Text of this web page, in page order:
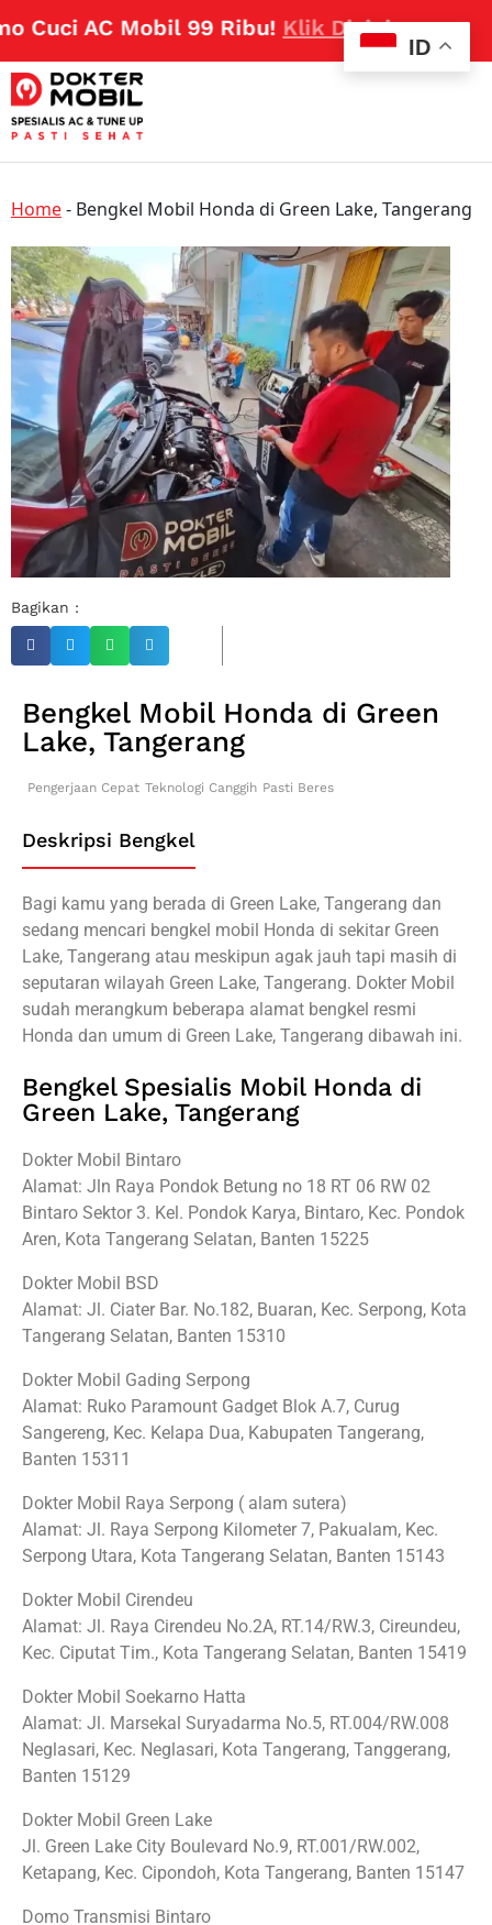
AC Mobil 99 Ribu!Klik Disini
Home- Bengkel Mobil Honda di Green Lake, Tangerang
Bagikan :
Bengkel Mobil Honda di Green
Lake, Tangerang
Pengerjaan Cepat Teknologi Canggih Pasti Beres
Deskripsi Bengkel
Bagi kamu yang berada di Green Lake, Tangerang dan
sedang mencari bengkel mobil Honda di sekitar Green
Lake, Tangerang atau meskipun agak jauh tapi masih di
seputaran wilayah Green Lake, Tangerang. Dokter Mobil
sudah merangkum beberapa alamat bengkel resmi
Honda dan umum di Green Lake, Tangerang dibawah ini.
Bengkel Spesialis Mobil Honda di
Green Lake, Tangerang
Dokter Mobil Bintaro
Alamat: Jln Raya Pondok Betung no 18 RT 06 RW 02
Bintaro Sektor 3. Kel. Pondok Karya, Bintaro, Kec. Pondok
Aren, Kota Tangerang Selatan, Banten 15225
Dokter Mobil BSD
Alamat: Jl. Ciater Bar. No.182, Buaran, Kec. Serpong, Kota
Tangerang Selatan, Banten 15310
Dokter Mobil Gading Serpong
Alamat: Ruko Paramount Gadget Blok A.7, Curug
Sangereng, Kec. Kelapa Dua, Kabupaten Tangerang,
Banten 15311
Dokter Mobil Raya Serpong ( alam sutera)
Alamat: Jl. Raya Serpong Kilometer 7, Pakualam, Kec.
Serpong Utara, Kota Tangerang Selatan, Banten 15143
Dokter Mobil Cirendeu
Alamat: Jl. Raya Cirendeu No.2A, RT.14/RW.3, Cireundeu,
Kec. Ciputat Tim., Kota Tangerang Selatan, Banten 15419
Dokter Mobil Soekarno Hatta
Alamat: Jl. Marsekal Suryadarma No.5, RT.004/RW.008
Neglasari, Kec. Neglasari, Kota Tangerang, Tanggerang,
Banten 15129
Dokter Mobil Green Lake
Jl. Green Lake City Boulevard No.9, RT.001/RW.002,
Ketapang, Kec. Cipondoh, Kota Tangerang, Banten 15147
Domo Transmisi Bintaro
ID